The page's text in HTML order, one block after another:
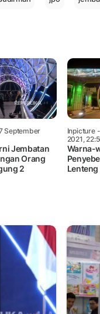
September
Jembatan
Orang
2
Inpicture-
2021,
Warna-
Lenteng